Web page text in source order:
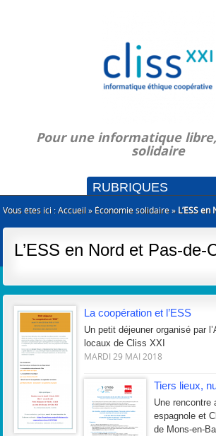
Pour une informatique
solidaire
Vous êtes ici :Accueil » Économie solidaire » L’ESS
L’ESS en Nord et Pas-de-
La coopération et l’ESS
Un petit déjeuner organisé par
locaux de Cliss XXI
MARDI 29 MAI 2018
Tiers lieux,
Une rencontre
espagnole et
de Mons-en-